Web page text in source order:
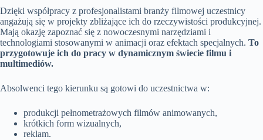
Dzięki współpracy z profesjonalistami branży filmowej uczestnicy
angażują się w projekty zbliżające ich do rzeczywistości produkcyjnej.
Mają okazję zapoznać się z nowoczesnymi narzędziami i
technologiami stosowanymi w animacji oraz efektach specjalnych. To
przygotowuje ich do pracy w dynamicznym świecie filmu i
multimediów.
Absolwenci tego kierunku są gotowi do uczestnictwa w:
produkcji pełnometrażowych filmów animowanych,
krótkich form wizualnych,
reklam.